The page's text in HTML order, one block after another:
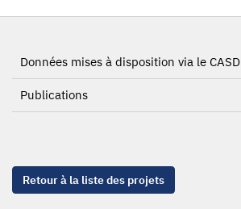
Données mises à disposition via le CASD
Publications
Retour à la liste des projets